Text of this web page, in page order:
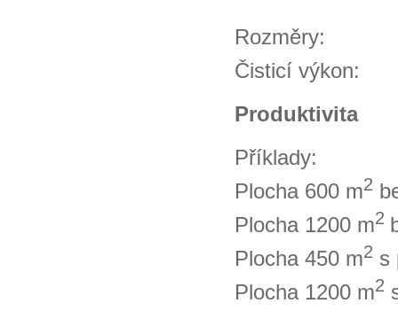
Rozměry:
Čisticí
Produktivita
Příklady:
Plocha 600 m2
Plocha 1200 m2
Plocha 450 m2 s
Plocha 1200 m2